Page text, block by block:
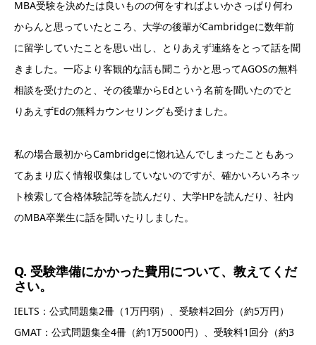
MBA受験を決めたは良いものの何をすればよいかさっぱり何わ
からんと思っていたところ、大学の後輩がCambridgeに数年前
に留学していたことを思い出し、とりあえず連絡をとって話を聞
きました。一応より客観的な話も聞こうかと思ってAGOSの無料
相談を受けたのと、その後輩からEdという名前を聞いたのでと
りあえずEdの無料カウンセリングも受けました。
私の場合最初からCambridgeに惚れ込んでしまったこともあっ
てあまり広く情報収集はしていないのですが、確かいろいろネッ
ト検索して合格体験記等を読んだり、大学HPを読んだり、社内
のMBA卒業生に話を聞いたりしました。
Q. 受験準備にかかった費用について、教えてくだ
さい。
IELTS：公式問題集2冊（1万円弱）、受験料2回分（約5万円）
GMAT：公式問題集全4冊（約1万5000円）、受験料1回分（約3